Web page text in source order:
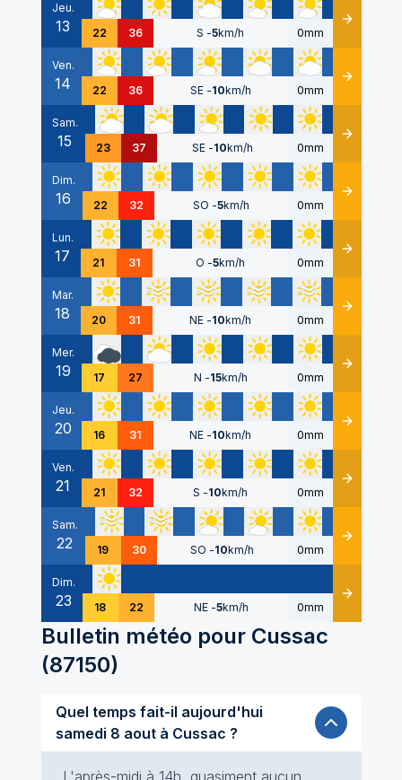
Jeu.
13 22 36 S -5km/h 0mm Détails
Ven.
14 22 36 SE -10km/h 0mm Détails
Sam.
15 23 37 SE -10km/h 0mm Détails
Dim.
16 22 32 SO -5km/h 0mm Détails
Lun.
17 21 31 O -5km/h 0mm Détails
Mar.
18 20 31 NE -10km/h 0mm Détails
Mer.
19 17 27 N -15km/h 0mm Détails
Jeu.
20 16 31 NE -10km/h 0mm Détails
Ven.
21 21 32 S -10km/h 0mm Détails
Sam.
22 19 30 SO -10km/h 0mm Détails
Dim.
23 18 22 NE -5km/h 0mm Détails
Bulletin météo pour Cussac
(87150)
Quel temps fait-il aujourd'hui
samedi 8 aout à Cussac ?
L'après-midi à 14h, quasiment aucun